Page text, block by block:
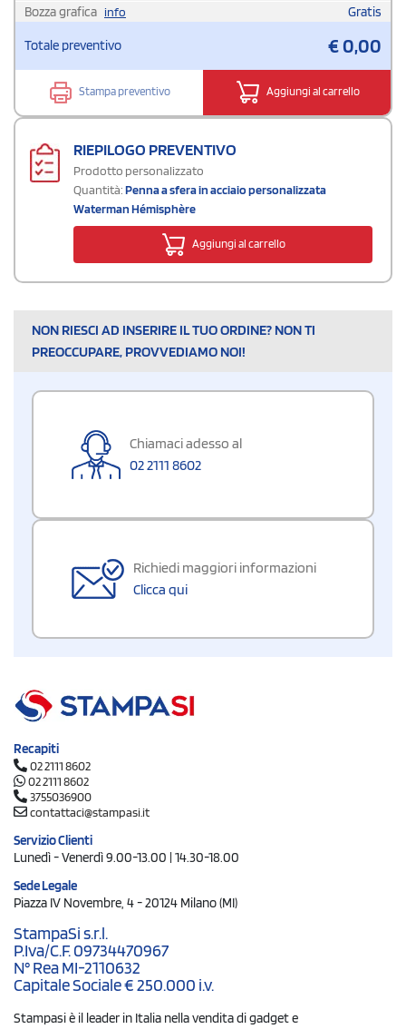
Bozza grafica info Gratis
Totale preventivo €0,00
Stampa preventivo Aggiungi al carrello
RIEPILOGO PREVENTIVO
Prodotto personalizzato
Quantità:Penna a sfera in acciaio personalizzata
Waterman Hémisphère
Aggiungi al carrello
NON RIESCI AD INSERIRE IL TUO ORDINE? NON TI
PREOCCUPARE, PROVVEDIAMO NOI!
Chiamaci adesso al
02 2111 8602
Richiedi maggiori informazioni
Clicca qui
Recapiti
02 2111 8602
02 2111 8602
3755036900
contattaci@stampasi.it
Servizio Clienti
Lunedì - Venerdì 9.00-13.00 | 14.30-18.00
Sede Legale
Piazza IV Novembre, 4 - 20124 Milano (MI)
StampaSi s.r.l.
P.Iva/C.F. 09734470967
N° Rea MI-2110632
Capitale Sociale € 250.000 i.v.
Stampasi è il leader in Italia nella vendita di gadget e